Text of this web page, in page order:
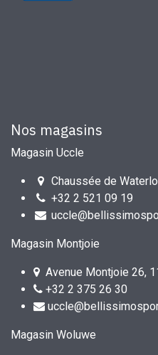
Nos magasins
Magasin Uccle
Chaussée de
+32 2 521 09 19
Magasin Montjoie
Avenue Montjoie 26,
+32 2 375 26 30
Magasin Woluwe